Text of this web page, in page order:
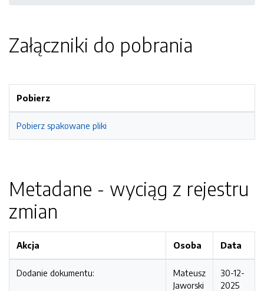
Załączniki do pobrania
Pobierz
Pobierz spakowane pliki
Metadane - wyciąg z rejestru
zmian
Akcja Osoba Data
Dodanie dokumentu:
Mateusz
Jaworski
30-12-
2025